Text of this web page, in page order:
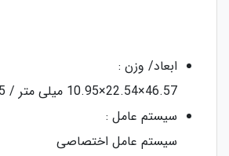
ابعاد/ وزن :
46.57×22.54×10.95 میلی متر / 15.95 گرم
سیستم عامل :
سیستم عامل اختصاصی